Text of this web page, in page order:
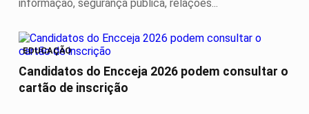
informação, segurança pública, relações...
EDUCAÇÃO
Candidatos do Encceja 2026 podem consultar o
cartão de inscrição